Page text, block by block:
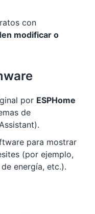
con
modificar o
por ESPHome
de
para mostrar
(por ejemplo,
energía, etc.).